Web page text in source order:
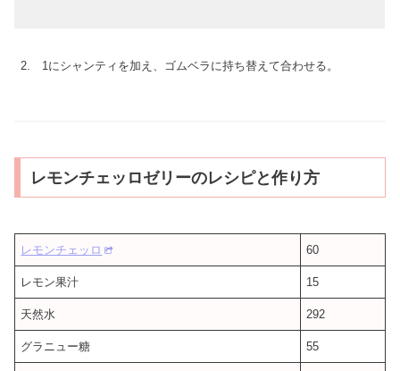
2. 1にシャンティを加え、ゴムベラに持ち替えて合わせる。
レモンチェッロゼリーのレシピと作り方
レモンチェッロ 60
レモン果汁 15
天然水 292
グラニュー糖 55